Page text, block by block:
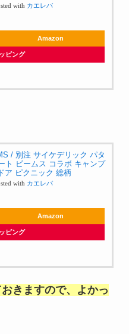
with カエレバ
Amazon
ピング
/ 別注 サイケデリック パタ
ト ビームス コラボ キャンプ
ア ピクニック 総柄
with カエレバ
Amazon
ピング
きますので、よかっ